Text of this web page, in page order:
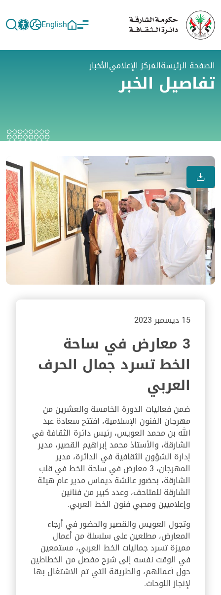
English
الصفحة الرئيسةالمركز الإعلاميالأخبار
تفاصيل الخبر
15 ديسمبر 2023
3 معارض في ساحة
الخط تسرد جمال الحرف
العربي
ضمن فعاليات الدورة الخامسة والعشرين من
مهرجان الفنون الإسلامية، افتتح سعادة عبد
الله بن محمد العويس، رئيس دائرة الثقافة في
الشارقة، والأستاذ محمد إبراهيم القصير، مدير
إدارة الشؤون الثقافية في الدائرة، مدير
المهرجان، 3 معارض في ساحة الخط في قلب
الشارقة، بحضور عائشة ديماس مدير عام هيئة
الشارقة للمتاحف، وعدد كبير من فنانين
وإعلاميين ومحبي فنون الخط العربي.
وتجول العويس والقصير والحضور في أرجاء
المعارض، مطلعين على سلسلة من أعمال
مميزة تسرد جماليات الخط العربي، مستمعين
في الوقت نفسه إلى شرح مفصل من الخطاطين
حول أعمالهم، والطريقة التي تم الاشتغال بها
لإنجاز اللوحات.